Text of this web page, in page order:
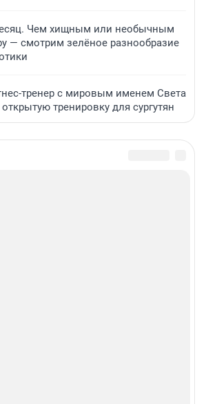
Чем хищным или необычным
— смотрим зелёное разнообразие
тренер с мировым именем Света
тренировку для сургутян